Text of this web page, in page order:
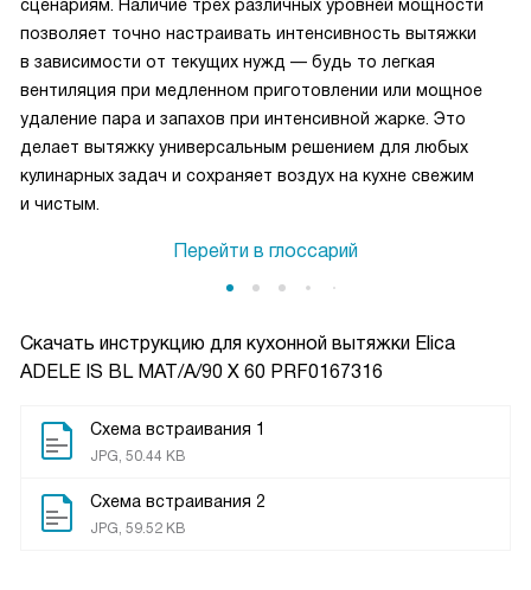
Скачать инструкцию для кухонной вытяжки Elica
ADELE IS BL MAT/A/90 X 60 PRF0167316
Схема встраивания 1
JPG, 50.44 KB
Схема встраивания 2
JPG, 59.52 KB
сценариям. Наличие трех различных уровней мощности
позволяет точно настраивать интенсивность вытяжки
в зависимости от текущих нужд — будь то легкая
вентиляция при медленном приготовлении или мощное
удаление пара и запахов при интенсивной жарке. Это
делает вытяжку универсальным решением для любых
кулинарных задач и сохраняет воздух на кухне свежим
и чистым.
Перейти в глоссарий